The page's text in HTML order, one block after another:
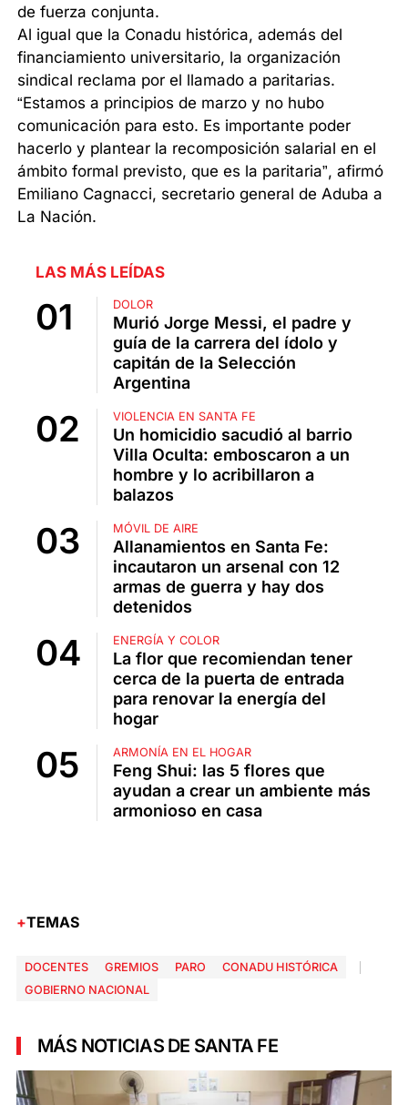
de fuerza conjunta.
Al igual que la Conadu histórica, además del
financiamiento universitario, la organización
sindical reclama por el llamado a paritarias.
“Estamos a principios de marzo y no hubo
comunicación para esto. Es importante poder
hacerlo y plantear la recomposición salarial en el
ámbito formal previsto, que es la paritaria”, afirmó
Emiliano Cagnacci, secretario general de Aduba a
La Nación.
LAS MÁS LEÍDAS
DOLOR
Murió Jorge Messi, el padre y
guía de la carrera del ídolo y
capitán de la Selección
Argentina
VIOLENCIA EN SANTA FE
Un homicidio sacudió al barrio
Villa Oculta: emboscaron a un
hombre y lo acribillaron a
balazos
MÓVIL DE AIRE
Allanamientos en Santa Fe:
incautaron un arsenal con 12
armas de guerra y hay dos
detenidos
ENERGÍA Y COLOR
La flor que recomiendan tener
cerca de la puerta de entrada
para renovar la energía del
hogar
ARMONÍA EN EL HOGAR
Feng Shui: las 5 flores que
ayudan a crear un ambiente más
armonioso en casa
TEMAS
DOCENTES GREMIOS PARO
CONADU HISTÓRICA
GOBIERNO NACIONAL
MÁS NOTICIAS DE SANTA FE